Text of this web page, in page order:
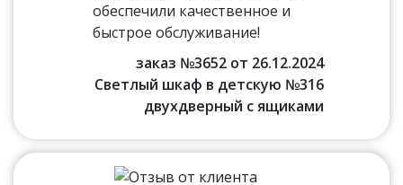
обеспечили качественное и
быстрое обслуживание!
заказ №3652 от 26.12.2024
Светлый шкаф в детскую №316
двухдверный с ящиками